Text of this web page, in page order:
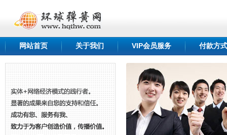
网站首页 关于我们 VIP会员服务 付款方式